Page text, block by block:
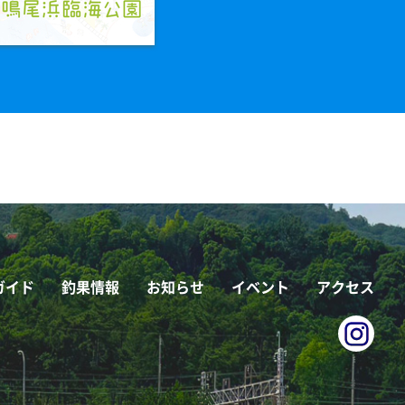
イド 釣果情報 お知らせ イベント アクセス